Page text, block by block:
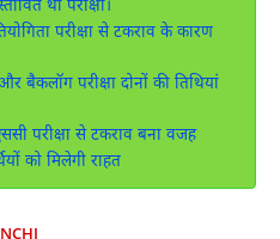
थी परीक्षा।
परीक्षा से टकराव के कारण
बैकलॉग परीक्षा दोनों की तिथियां
परीक्षा से टकराव बना वजह
को मिलेगी राहत